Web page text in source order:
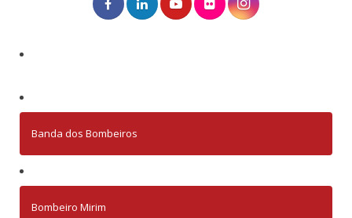
Banda dos Bombeiros
Bombeiro Mirim